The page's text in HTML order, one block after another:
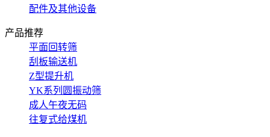
配件及其他设备
产品推荐
平面回转筛
刮板输送机
Z型提升机
YK系列圆振动筛
成人午夜无码
往复式给煤机